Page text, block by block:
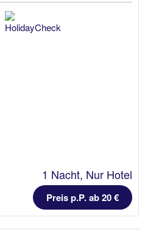
1 Nacht, Nur Hotel
Preis p.P. ab 20 €